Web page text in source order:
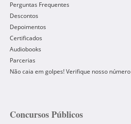
Perguntas Frequentes
Descontos
Depoimentos
Certificados
Audiobooks
Parcerias
Não caia em golpes! Verifique nosso número
Concursos Públicos